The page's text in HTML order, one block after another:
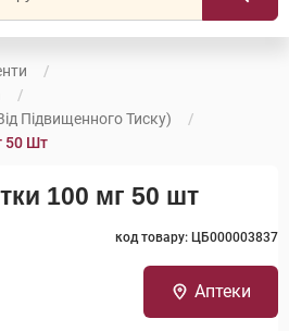
Підвищенного Тиску)
50 Шт
100 мг 50 шт
код товару: ЦБ000003837
Аптеки